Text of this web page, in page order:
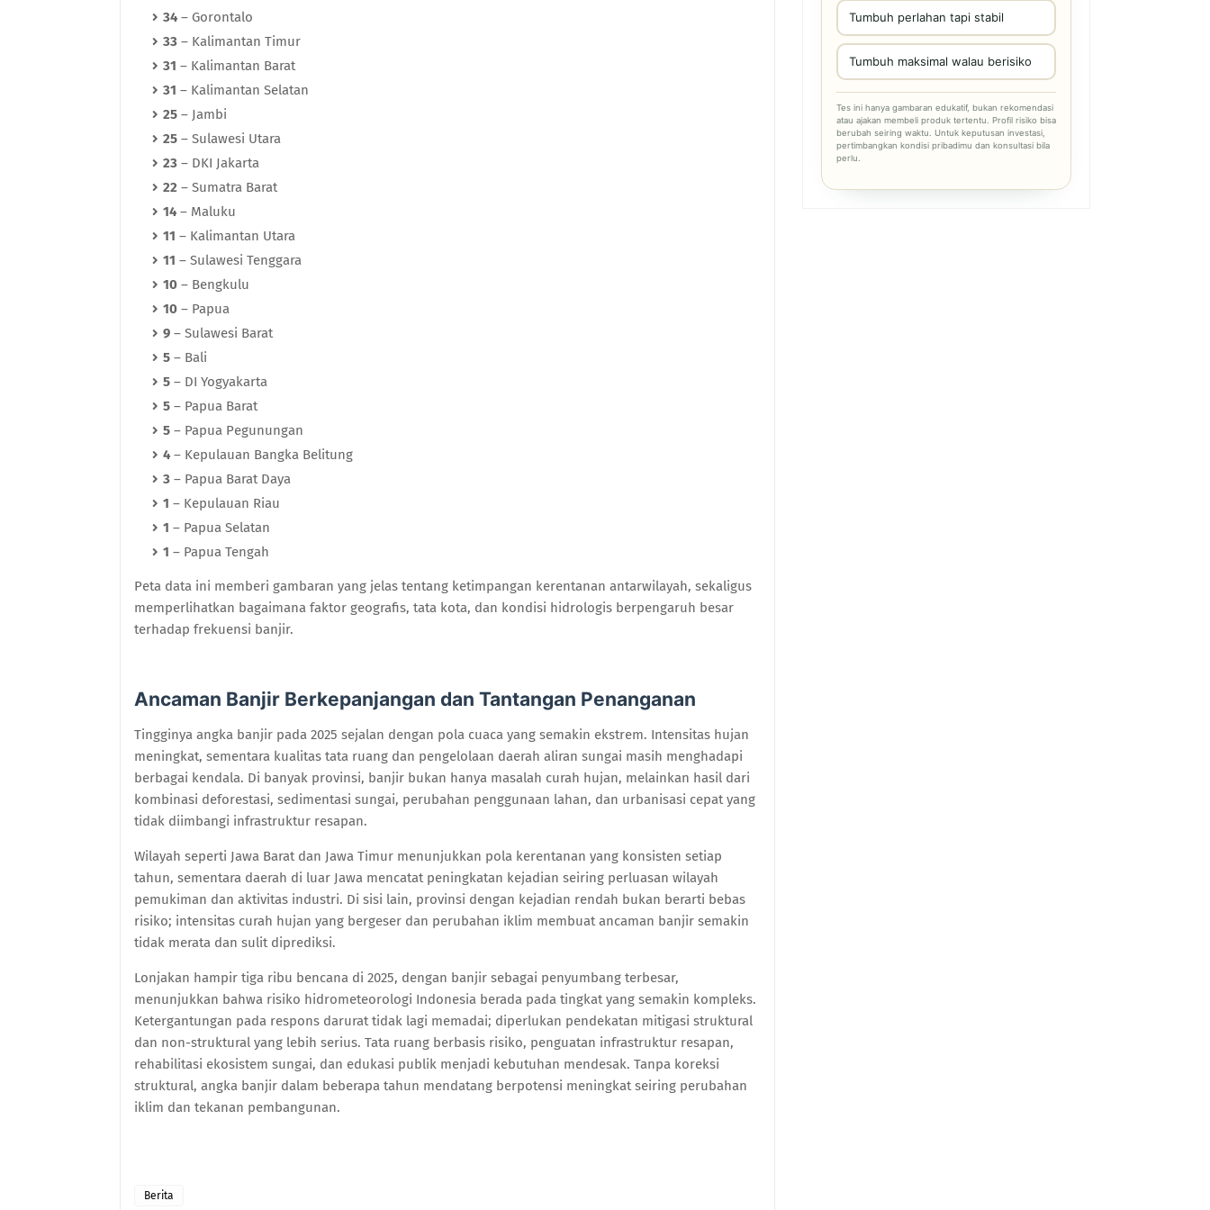
34– Gorontalo
33 – Kalimantan Timur
31 – Kalimantan Barat
31 – Kalimantan Selatan
25 – Jambi
25 – Sulawesi Utara
23 – DKI Jakarta
22 – Sumatra Barat
14– Maluku
11 – Kalimantan Utara
11 – Sulawesi Tenggara
10 – Bengkulu
10 – Papua
9 – Sulawesi Barat
5 – Bali
5 – DI Yogyakarta
5 – Papua Barat
5 – Papua Pegunungan
4– Kepulauan Bangka Belitung
3 – Papua Barat Daya
1 – Kepulauan Riau
1 – Papua Selatan
1 – Papua Tengah
Peta data ini memberi gambaran yang jelas tentang ketimpangan kerentanan antarwilayah, sekaligus
memperlihatkan bagaimana faktor geografis, tata kota, dan kondisi hidrologis berpengaruh besar
terhadap frekuensi banjir.
Ancaman Banjir Berkepanjangan dan Tantangan Penanganan
Tingginya angka banjir pada 2025 sejalan dengan pola cuaca yang semakin ekstrem. Intensitas hujan
meningkat, sementara kualitas tata ruang dan pengelolaan daerah aliran sungai masih menghadapi
berbagai kendala. Di banyak provinsi, banjir bukan hanya masalah curah hujan, melainkan hasil dari
kombinasi deforestasi, sedimentasi sungai, perubahan penggunaan lahan, dan urbanisasi cepat yang
tidak diimbangi infrastruktur resapan.
Wilayah seperti Jawa Barat dan Jawa Timur menunjukkan pola kerentanan yang konsisten setiap
tahun, sementara daerah di luar Jawa mencatat peningkatan kejadian seiring perluasan wilayah
pemukiman dan aktivitas industri. Di sisi lain, provinsi dengan kejadian rendah bukan berarti bebas
risiko; intensitas curah hujan yang bergeser dan perubahan iklim membuat ancaman banjir semakin
tidak merata dan sulit diprediksi.
Lonjakan hampir tiga ribu bencana di 2025, dengan banjir sebagai penyumbang terbesar,
menunjukkan bahwa risiko hidrometeorologi Indonesia berada pada tingkat yang semakin kompleks.
Ketergantungan pada respons darurat tidak lagi memadai; diperlukan pendekatan mitigasi struktural
dan non-struktural yang lebih serius. Tata ruang berbasis risiko, penguatan infrastruktur resapan,
rehabilitasi ekosistem sungai, dan edukasi publik menjadi kebutuhan mendesak. Tanpa koreksi
struktural, angka banjir dalam beberapa tahun mendatang berpotensi meningkat seiring perubahan
iklim dan tekanan pembangunan.
Berita
Tumbuh perlahan tapi stabil
Tumbuh maksimal walau berisiko
Tes ini hanya gambaran edukatif, bukan rekomendasi
atau ajakan membeli produk tertentu. Profil risiko bisa
berubah seiring waktu. Untuk keputusan investasi,
pertimbangkan kondisi pribadimu dan konsultasi bila
perlu.